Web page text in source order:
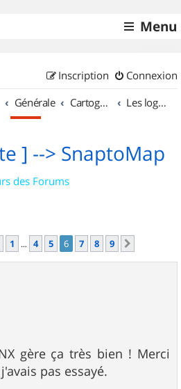
Menu
Connexion
Inscription
Générale Cartographie et GPS Les logiciels
] --> SnaptoMap
des Forums
6sur 9
Précédent
1 … 4 5 6 7 8 9
gère ça très bien ! Merci
pas essayé.